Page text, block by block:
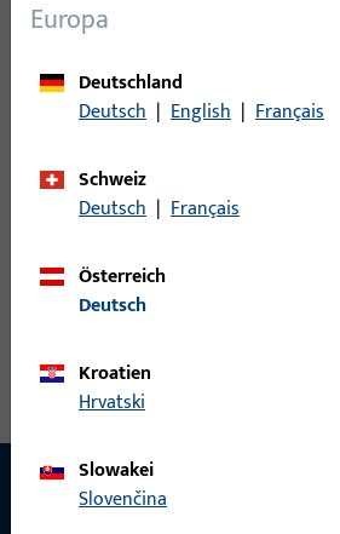
Steuerungen
Türspion
Zubehör elektrisch
Europa
Deutschland
Deutsch | English | Français
Schweiz
Deutsch | Français
Österreich
Deutsch
Kroatien
Hrvatski
Slowakei
Slovenčina